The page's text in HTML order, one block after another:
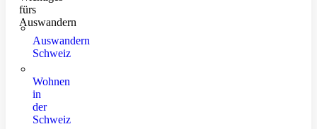
fürs
Auswandern
Auswandern
Schweiz
Wohnen
in
der
Schweiz